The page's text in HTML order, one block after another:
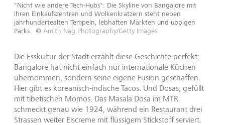
"Nicht wie andere Tech-Hubs": Die Skyline von Bangalore mit
ihren Einkaufszentren und Wolkenkratzern steht neben
jahrhundertealten Tempeln, lebhaften Märkten und üppigen
Parks.
© Amith Nag Photography/Getty Images
Die Esskultur der Stadt erzählt diese Geschichte perfekt:
Bangalore hat nicht einfach nur internationale Küchen
übernommen, sondern seine eigene Fusion geschaffen.
Hier gibt es koreanisch-indische Tacos. Und Dosas, gefüllt
mit tibetischen Momos. Das Masala Dosa im MTR
schmeckt genau wie 1924, während ein Restaurant drei
Strassen weiter Eiscreme mit flüssigem Stickstoff serviert.